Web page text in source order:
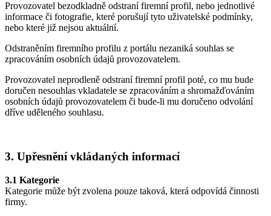
Provozovatel bezodkladně odstraní firemní profil, nebo jednotlivé
informace či fotografie, které porušují tyto uživatelské podmínky,
nebo které již nejsou aktuální.
Odstraněním firemního profilu z portálu nezaniká souhlas se
zpracováním osobních údajů provozovatelem.
Provozovatel neprodleně odstraní firemní profil poté, co mu bude
doručen nesouhlas vkladatele se zpracováním a shromažďováním
osobních údajů provozovatelem či bude-li mu doručeno odvolání
dříve uděleného souhlasu.
3. Upřesnění vkládaných informací
3.1 Kategorie
Kategorie může být zvolena pouze taková, která odpovídá činnosti
firmy.